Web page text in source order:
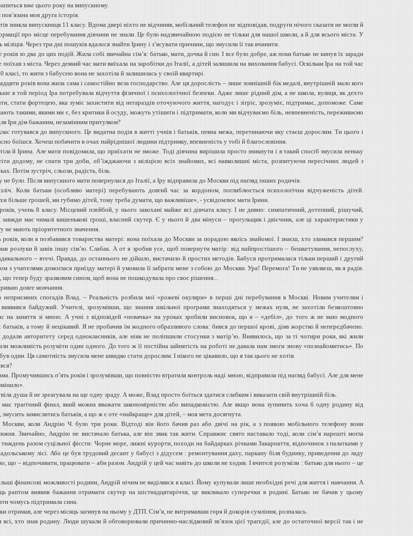
вже цього року на випускному.
моя друга історія.
зникла випускниця 11 класу. Вдома двері ніхто не відчиняв, мобільний телефон не відповідав, подруги нічого сказати не могли й
про місце перебування дівчини не знали. Це було надзвичайною подією не тільки для нашої школи, а й для всього міста. У
міліція. Через три дні пошуків вдалося знайти Ірину і з’ясувати причини, що змусили її так вчинити.
зо два до цих подій. Жила собі звичайна сім’я: батько, мати, дочка й син. І все було добре, аж поки батько не кинув їх заради
з міста. Через деякий час мати виїхала на заробітки до Італії, а дітей залишила на виховання бабусі. Оскільки Іра на той час
класі, то жити з бабусею вона не захотіла й залишилась у своїй квартирі.
років вона жила сама і самостійно вела господарство. Але ця дорослість – лише зовнішній бік медалі, внутрішній мало кого
в той період Іра потребувала відчуття фізичної і психологічної безпеки. Адже лише рідний дім, а не школа, вулиця, як дехто
стати фортецею, яка зуміє захистити від негараздів оточуючого життя, нагодує і зігріє, зрозуміє, підтримає, допоможе. Саме
такими, якими ми є, без критики й осуду, можуть утішити і підтримати, коли ми відчуваємо біль, невпевненість, переживаємо
Іри дім бажаним, незамінним притулком?
готувався до випускного. Це видатна подія в житті учнів і батьків, певна межа, перетинаючи яку стаєш дорослим. Ти цього і
боїшся. Хочеш побачити в очах найріднішої людини підтримку, впевненість у тобі й благословіння.
й Ірина. Але мати повідомила, що приїхати не зможе. Тоді дівчина вирішила просто зникнути і в такий спосіб змусила неньку
додому, не спати три доби, об’їжджаючи з міліцією всіх знайомих, всі навколишні міста, розпитуючи пересічних людей з
Потім зустріч, сльози, радість, біль.
не було. Після випускного мати повернулася до Італії, а Іру відправила до Москви під нагляд інших родичів.
Коли батьки (особливо матері) перебувають довгий час за кордоном, поглиблюється психологічна відчуженість дітей.
більше грошей, ми губимо дітей, тому треба думати, що важливіше», - усвідомлює мати Ірини.
учень 8 класу. Місцевий плейбой, у нього закохані майже всі дівчата класу. І не дивно: симпатичний, дотепний, рішучий,
має чималі кишенькові гроші, власний скутер. Є у нього й два мінуси – прогульщик і двієчник, але ці характеристики у
не мають пріоритетного значення.
років, коли я позбавився товариства матері: вона поїхала до Москви за порадою якоїсь знайомої. І знаєш, хто зламався першим?
розлуки й завів іншу сім’ю. Слабак. А от я зробив усе, щоб повернути матір: від найпростішого – бешкетування, непослуху,
– втечі. Правда, до останнього не дійшло, вистачило й простих методів. Бабуся протрималася тільки перший і другий
з учителями домоглася приїзду матері й умовила її забрати мене з собою до Москви. Ура! Перемога! Ти не уявляєш, як я радів.
що тепер буду зразковим сином, щоб вона не пошкодувала про своє рішення...
довге мовчання.
неприємних спогадів Влад. – Реальність розбила мої «рожеві окуляри» в перші дні перебування в Москві. Новим учителям і
байдужий. Учителі, зрозумівши, що знання шкільної програми знаходяться у межах нуля, не захотіли безкоштовно
на заняття зі мною. А учні з відповідей «новачка» на уроках зробили висновок, що я – «дебіл», до того ж не маю модного
батьків, а тому й нецікавий. Я не пробачив їм жодного образливого слова: бився до першої крові, діяв жорстко й непередбачено.
додали авторитету серед однокласників, але ніяк не поліпшили стосунки з матір’ю. Виявилось, що за ті чотири роки, які жили
можливість розуміти один одного. До того ж її постійна зайнятість на роботі не давала нам змоги знову «познайомитись». По
один. Ця самотність змусила мене швидко стати дорослим. І нікого не цікавило, що я так цього не хотів.
Промучившись п’ять років і зрозумівши, що повністю втратила контроль наді мною, відправила під нагляд бабусі. Але для мене
душа й не зреагувала на ще одну зраду. А може, Влад просто боїться здатися слабким і виказати свій внутрішній біль.
має трагічний фінал, який можна вважати закономірністю або випадковістю. Але якщо вона зупинить хоча б одну родину від
змусить замислитись батьків, а що ж є оте «найкраще» для дітей, – моя мета досягнута.
Москви, коли Андрію Ч. було три роки. Відтоді він його бачив раз або двічі на рік, а з появою мобільного телефону вони
Звичайно, Андрію не вистачало батька, але він звик так жити. Справжнє свято наставало тоді, коли сім’я нарешті могла
тиждень разом суцільної фієсти: Чорне море, лижні курорти, походи на байдарках річками Закарпаття, відпочинок з палатками у
лісі. Або це був трудовий десант у бабусі з дідусем : ремонтування даху, паркану біля будинку, приведення до ладу
що – відпочивати, працювати – аби разом. Андрій у цей час навіть до школи не ходив. І вчителі розуміли : батько для нього – це
фінансові можливості родини, Андрій нічим не виділявся в класі. Йому купували лише необхідні речі для життя і навчання. А
раптом виявив бажання отримати скутер на шістнадцятиріччя, це викликало суперечки в родині. Батько не бачив у цьому
чомусь підтримала сина.
отримав, але через місяць загинув на ньому у ДТП. Сім’я, не витримавши горя й докорів сумління, розпалась.
хто знав родину. Люди шукали й обговорювали причинно-наслідковий зв’язок цієї трагедії, але до остаточної версії так і не